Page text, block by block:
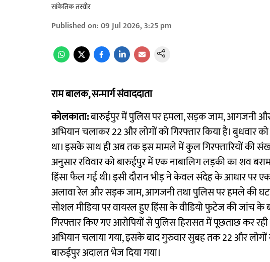
सांकेतिक तस्वीर
Published on:09 Jul 2026, 3:25 pm
राम बालक, सन्मार्ग संवाददाता
कोलकाता:बारुईपुर में पुलिस पर हमला, सड़क जाम, आगजनी
अभियान चलाकर 22 और लोगों को गिरफ्तार किया है। बुधवार
था। इसके साथ ही अब तक इस मामले में कुल गिरफ्तारियों की
अनुसार रविवार को बारुईपुर में एक नाबालिग लड़की का शव
हिंसा फैल गई थी। इसी दौरान भीड़ ने केवल संदेह के आधार पर
अलावा रेल और सड़क जाम, आगजनी तथा पुलिस पर हमले की
सोशल मीडिया पर वायरल हुए हिंसा के वीडियो फुटेज की जांच के
गिरफ्तार किए गए आरोपियों से पुलिस हिरासत में पूछताछ कर
अभियान चलाया गया, इसके बाद गुरुवार सुबह तक 22 और लोगों
बारुईपुर अदालत भेज दिया गया।